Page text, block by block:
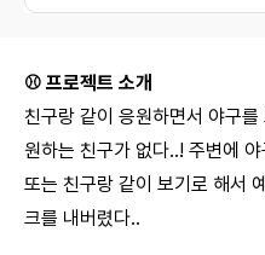
⚾️ 프로젝트 소개
친구랑 같이 응원하면서 야구
원하는 친구가 없다..! 주변에
또는 친구랑 같이 보기로 해서
크를 내버렸다..